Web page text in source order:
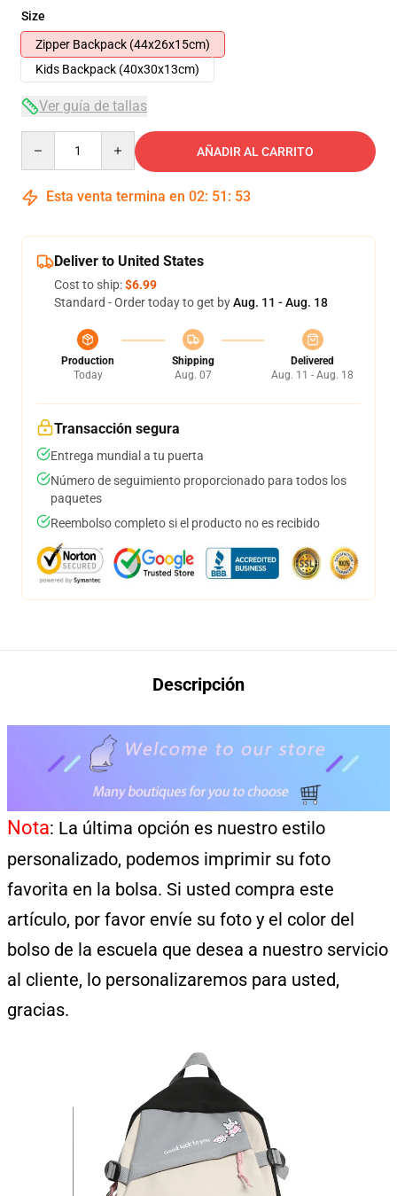
Size
Zipper Backpack (44x26x15cm)
Kids Backpack (40x30x13cm)
Ver guía de tallas
AÑADIR AL CARRITO
Esta venta termina en 02: 51 : 49
Deliver to United States
Cost to ship:$6.99
Standard - Order today to get byAug. 11 - Aug. 18
Production
Today
Shipping
Aug. 07
Delivered
Aug. 11 - Aug. 18
Transacción segura
Entrega mundial a tu puerta
Número de seguimiento proporcionado para todos los
paquetes
Reembolso completo si el producto no es recibido
Descripción
modname=images limitadacols=1 limitcolspace=10 limitrowspace=10
modname=ckeditor
Nota: La última opción es nuestro estilo
personalizado, podemos imprimir su foto
favorita en la bolsa. Si usted compra este
artículo, por favor envíe su foto y el color del
bolso de la escuela que desea a nuestro servicio
al cliente, lo personalizaremos para usted,
gracias.